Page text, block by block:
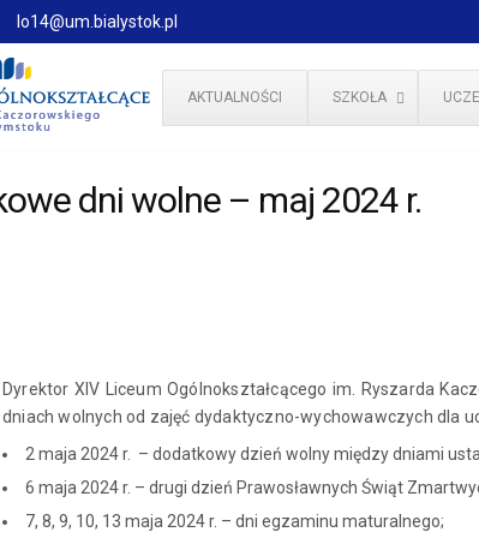
lo14@um.bialystok.pl
AKTUALNOŚCI SZKOŁA
dni wolne – maj 2024 r.
Dyrektor XIV Liceum Ogólnokształcącego im. Ryszarda
dniach wolnych od zajęć dydaktyczno-wychowawczych dla
2 maja 2024 r. – dodatkowy dzień wolny między dniami
6 maja 2024 r. – drugi dzień Prawosławnych Świąt
7, 8, 9, 10, 13 maja 2024 r. – dni egzaminu maturalnego;